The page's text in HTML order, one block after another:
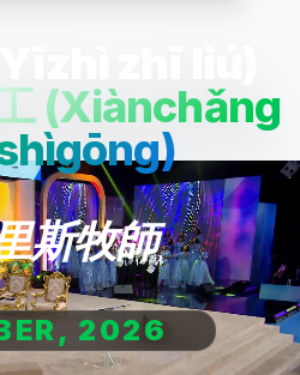
工 (Xiànchǎng
斯牧師
2026